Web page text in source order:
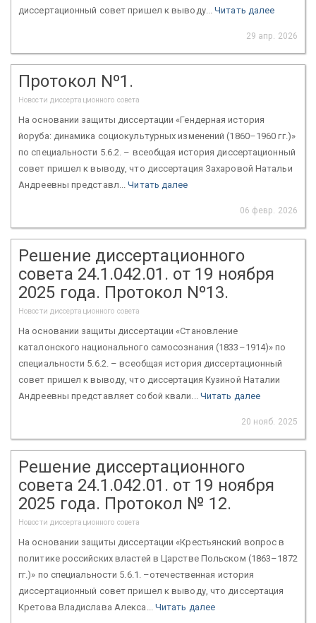
диссертационный совет пришел к выводу...Читать далее
29 апр. 2026
Протокол Nº1.
Новости диссертационного совета
На основании защиты диссертации «Гендерная история
йоруба: динамика социокультурных изменений (1860–1960 гг.)»
по специальности 5.6.2. – всеобщая история диссертационный
совет пришел к выводу, что диссертация Захаровой Натальи
Андреевны представл...Читать далее
06 февр. 2026
Решение диссертационного
совета 24.1.042.01. от 19 ноября
2025 года. Протокол Nº13.
Новости диссертационного совета
На основании защиты диссертации «Становление
каталонского национального самосознания (1833–1914)» по
специальности 5.6.2. – всеобщая история диссертационный
совет пришел к выводу, что диссертация Кузиной Наталии
Андреевны представляет собой квали... Читать далее
20 нояб. 2025
Решение диссертационного
совета 24.1.042.01. от 19 ноября
2025 года. Протокол № 12.
Новости диссертационного совета
На основании защиты диссертации «Крестьянский вопрос в
политике российских властей в Царстве Польском (1863–1872
гг.)» по специальности 5.6.1. –отечественная история
диссертационный совет пришел к выводу, что диссертация
Кретова Владислава Алекса... Читать далее